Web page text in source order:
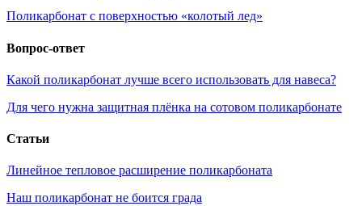
Поликарбонат с поверхностью «колотый лед»
Вопрос-ответ
Какой поликарбонат лучше всего использовать для навеса?
Для чего нужна защитная плёнка на сотовом поликарбонате
Статьи
Линейное тепловое расширение поликарбоната
Наш поликарбонат не боится града